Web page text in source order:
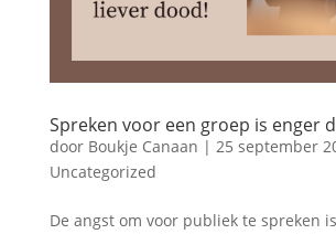
Spreken voor een groep is enger
door Boukje Canaan | 25 september
Uncategorized
De angst om voor publiek te spreken